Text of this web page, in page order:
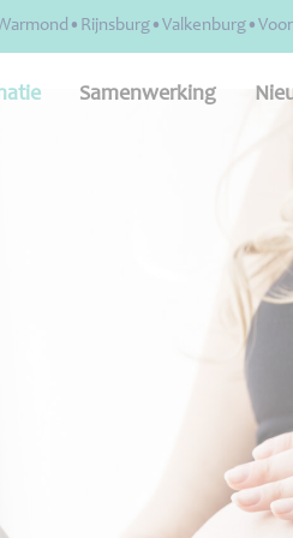
Samenwerking